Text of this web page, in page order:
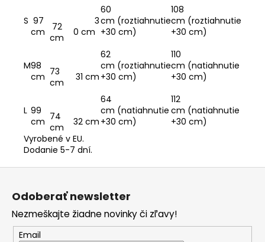
S 97
cm
72
cm
3
0 cm
60
cm (roztiahnutie
+30 cm)
108
cm (roztiahnutie
+30 cm)
M98
cm 73
cm
31 cm
62
cm (roztiahnutie
+30 cm)
110
cm (natiahnutie
+30 cm)
L 99
cm 74
cm
32 cm
64
cm (natiahnutie
+30 cm)
112
cm (natiahnutie
+30 cm)
Vyrobené v EU.
Dodanie 5-7 dní.
Odoberať newsletter
Nezmeškajte žiadne novinky či zľavy!
Email